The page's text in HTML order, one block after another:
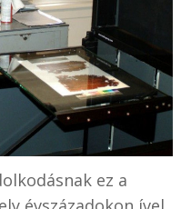
ez a